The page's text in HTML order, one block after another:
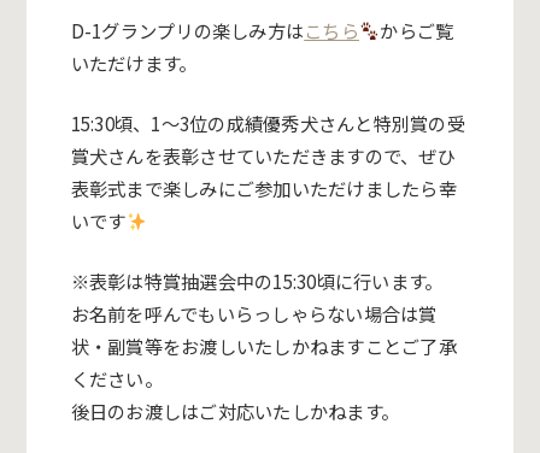
D-1グランプリの楽しみ方はこちら
からご覧
いただけます。
15:30頃、1〜3位の成績優秀犬さんと特別賞の受
賞犬さんを表彰させていただきますので、ぜひ
表彰式まで楽しみにご参加いただけましたら幸
いです
※表彰は特賞抽選会中の15:30頃に行います。
お名前を呼んでもいらっしゃらない場合は賞
状・副賞等をお渡しいたしかねますことご了承
ください。
後日のお渡しはご対応いたしかねます。